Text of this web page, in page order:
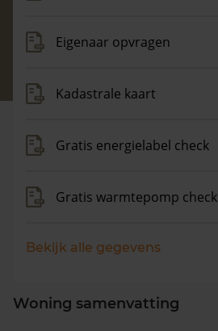
Eigenaar opvragen
Kadastrale kaart
Gratis energielabel check
Gratis warmtepomp check
Bekijk alle gegevens
Woning samenvatting